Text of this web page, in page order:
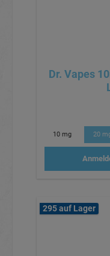
Dr. Vapes
10 mg 20
295 auf Lager